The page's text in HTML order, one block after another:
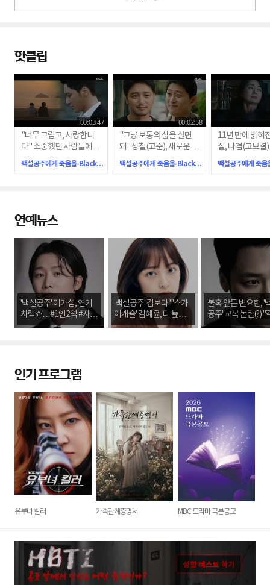
핫클립
00:03:47
"너무 그립고, 사랑합니
다" 소중했던 사람들에게
전하는 정우(변요한)의 작
별 인사
백설공주에게 죽음을-Black Out
00:02:58
"그냥 보통의 삶을 살면
돼" 상철(고준), 새로운 삶
을 시작하는 정우(변요한)
에게 전하는 따뜻한 격려
백설공주에게 죽음을-Black Out
11년 만에 밝혀
실, 나겸(고보결)
(권해효) X 영실
의 비참한 최후
연예뉴스
'백설공주' 이가섭, 연기
차력쇼…#1인2역 #자폐
증 #교복 [인터뷰M]
'백설공주' 김보라 "'스카
이캐슬' 김혜윤, 더 높이
훨훨 날길" [인터뷰M]
불혹 앞둔 변요한, '
공주' 교복 논란(?) "
한 일" [인터뷰M]
인기 프로그램
유부녀 킬러 가족관계증명서 MBC 드라마 극본공모